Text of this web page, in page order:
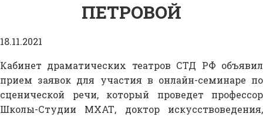
ПЕТРОВОЙ
18.11.2021
Кабинет драматических театров СТД РФ объявил
прием заявок для участия в онлайн-семинаре по
сценической речи, который проведет профессор
Школы-Студии МХАТ, доктор искусствоведения,